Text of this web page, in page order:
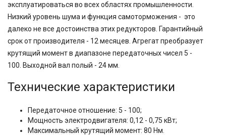
эксплуатироваться во всех областях промышленности.
Низкий уровень шума и функция самоторможения - это
далеко не все достоинства этих редукторов. Гарантийный
срок от производителя - 12 месяцев. Агрегат преобразует
крутящий момент в диапазоне передаточных чисел 5 -
100. Выходной вал полый - 24 мм.
Технические характеристики
Передаточное отношение: 5 - 100;
Мощность электродвигателя: 0,12 - 0,75 кВт;
Максимальный крутящий момент: 80 Нм.